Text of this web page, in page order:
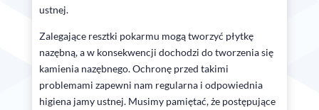
ustnej.
Zalegające resztki pokarmu mogą tworzyć płytkę
nazębną, a w konsekwencji dochodzi do tworzenia się
kamienia nazębnego. Ochronę przed takimi
problemami zapewni nam regularna i odpowiednia
higiena jamy ustnej. Musimy pamiętać, że postępujące